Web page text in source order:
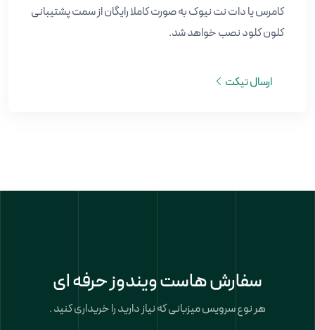
کامرس یا دات نت نیوک به صورت کاملا رایگان از سمت پشتیبانی
کلون کلود نصب خواهد شد.
ارسال تیکت
سفارش هاست ویندوز حرفه ای
هر نوع سرویس میزبانی که نیاز دارید را خریداری کنید .